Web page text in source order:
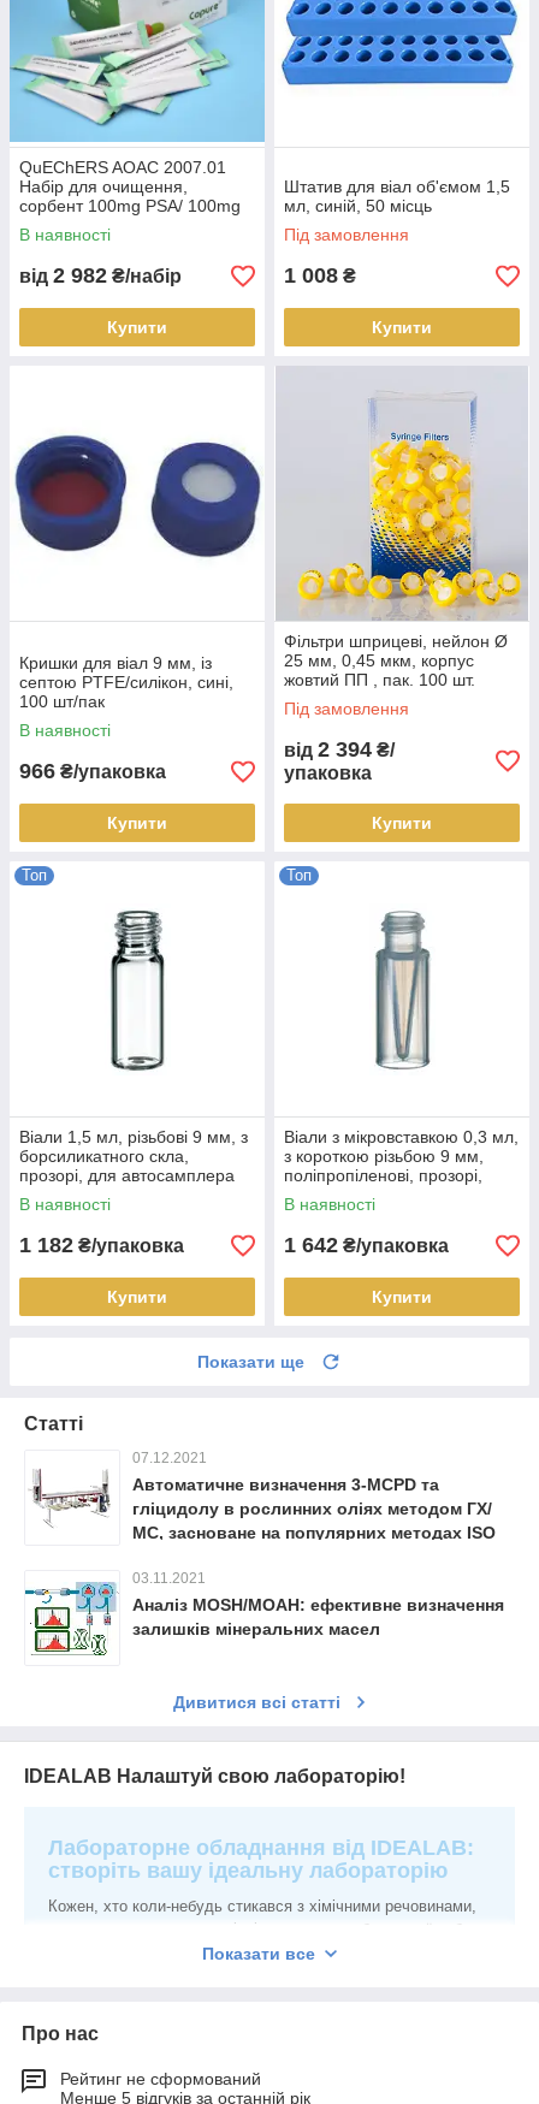
QuEChERS AOAC 2007.01
Набір для очищення,
сорбент 100mg PSA/ 100mg
C18/ 300mg MgSO4, пробірка
15 мл, уп. 50 шт
В наявності
від 2 982 ₴/набір
Купити
Штатив для віал об'ємом 1,5
мл, синій, 50 місць
Під замовлення
1 008 ₴
Купити
Кришки для віал 9 мм, із
септою PTFE/силікон, сині,
100 шт/пак
В наявності
966 ₴/упаковка
Купити
Фільтри шприцеві, нейлон Ø
25 мм, 0,45 мкм, корпус
жовтий ПП , пак. 100 шт.
Під замовлення
від 2 394 ₴/
упаковка
Купити
Топ
Віали 1,5 мл, різьбові 9 мм, з
борсиликатного скла,
прозорі, для автосамплера
ГХ або РХ, 32*11.6 мм, 100
шт/пак
В наявності
1 182 ₴/упаковка
Купити
Топ
Віали з мікровставкою 0,3 мл,
з короткою різьбою 9 мм,
поліпропіленові, прозорі,
32*11.6 мм, 100 шт/пак
В наявності
1 642 ₴/упаковка
Купити
Показати ще
Статті
07.12.2021
Автоматичне визначення 3-MCPD та
гліцидолу в рослинних оліях методом ГХ/
МС, засноване на популярних методах ISO
03.11.2021
Аналіз MOSH/MOAH: ефективне визначення
залишків мінеральних масел
Дивитися всі статті
IDEALAB Налаштуй свою лабораторію!
Лабораторне обладнання від IDEALAB:
створіть вашу ідеальну лабораторію
Кожен, хто коли-небудь стикався з хімічними речовинами,
знає, як важливо мати якісні прилади для безпечної роботи
з ними. Щоб забезпечити кожну лабораторію, велику чи
оперативності та високій кваліфікованості. Ми покликані
цього навіть надаємо послуги з розробки аналітичних
Показати все
Про нас
Рейтинг не сформований
Менше 5 відгуків за останній рік